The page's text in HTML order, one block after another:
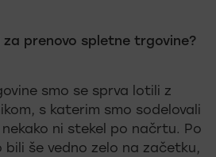
prenovo spletne trgovine?
smo se sprva lotili z
s katerim smo sodelovali
ni stekel po načrtu. Po
bili še vedno zelo na začetku,